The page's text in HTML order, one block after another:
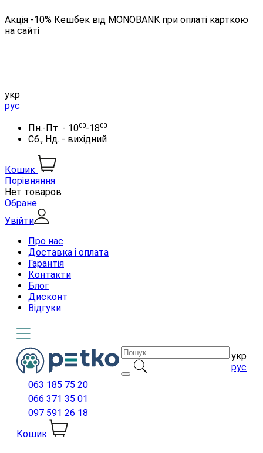
Акція -10% Кешбек від MONOBANK при оплаті карткою
на сайті
укр
рус
Пн.-Пт. - 1000-1800
Сб., Нд. - вихідний
Кошик
Порівняння
Нет товаров
Обране
Увійти
Про нас
Доставка і оплата
Гарантія
Контакти
Блог
Дисконт
Відгуки
укр
рус
063 185 75 20
066 371 35 01
097 591 26 18
Кошик